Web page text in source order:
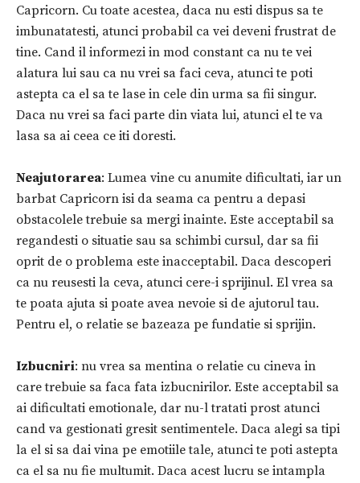
Capricorn. Cu toate acestea, daca nu esti dispus sa te
imbunatatesti, atunci probabil ca vei deveni frustrat de
tine. Cand il informezi in mod constant ca nu te vei
alatura lui sau ca nu vrei sa faci ceva, atunci te poti
astepta ca el sa te lase in cele din urma sa fii singur.
Daca nu vrei sa faci parte din viata lui, atunci el te va
lasa sa ai ceea ce iti doresti.
Neajutorarea: Lumea vine cu anumite dificultati, iar un
barbat Capricorn isi da seama ca pentru a depasi
obstacolele trebuie sa mergi inainte. Este acceptabil sa
regandesti o situatie sau sa schimbi cursul, dar sa fii
oprit de o problema este inacceptabil. Daca descoperi
ca nu reusesti la ceva, atunci cere-i sprijinul. El vrea sa
te poata ajuta si poate avea nevoie si de ajutorul tau.
Pentru el, o relatie se bazeaza pe fundatie si sprijin.
Izbucniri: nu vrea sa mentina o relatie cu cineva in
care trebuie sa faca fata izbucnirilor. Este acceptabil sa
ai dificultati emotionale, dar nu-l tratati prost atunci
cand va gestionati gresit sentimentele. Daca alegi sa tipi
la el si sa dai vina pe emotiile tale, atunci te poti astepta
ca el sa nu fie multumit. Daca acest lucru se intampla